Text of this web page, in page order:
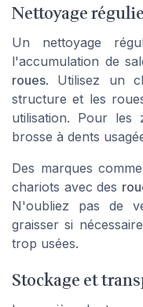
Nettoyage
Un nettoyage
l'accumulation de
roues. Utilisez un
structure et les
utilisation. Pour les
brosse à dents
Des marques comme
chariots avec des
N'oubliez pas de
graisser si
trop usées.
Stockage et